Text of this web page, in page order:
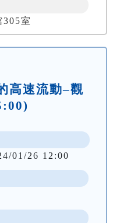
305室
高速流動–觀
01/26 12:00